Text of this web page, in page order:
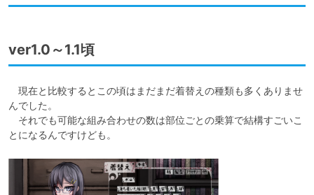
ver1.0～1.1頃
現在と比較するとこの頃はまだまだ着替えの種類も多くありませ
んでした。
それでも可能な組み合わせの数は部位ごとの乗算で結構すごいこ
とになるんですけども。